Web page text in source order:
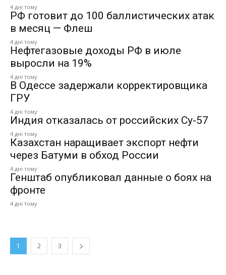
4 дні тому
РФ готовит до 100 баллистических атак
в месяц — Флеш
4 дні тому
Нефтегазовые доходы РФ в июле
выросли на 19%
4 дні тому
В Одессе задержали корректировщика
ГРУ
4 дні тому
Индия отказалась от российских Су-57
4 дні тому
Казахстан наращивает экспорт нефти
через Батуми в обход России
4 дні тому
Генштаб опубликовал данные о боях на
фронте
4 дні тому
1 2 3